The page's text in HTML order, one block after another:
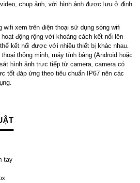
chụp ảnh, với hình ảnh được lưu ở định
wifi xem trên điện thoại sử dụng sóng wifi
động rộng với khoảng cách kết nối lên
kết nối được với nhiều thiết bị khác nhau.
thông minh, máy tính bảng (Android hoặc
hình ảnh trực tiếp từ camera, camera có
tốt đáp ứng theo tiêu chuẩn IP67 nên các
tay